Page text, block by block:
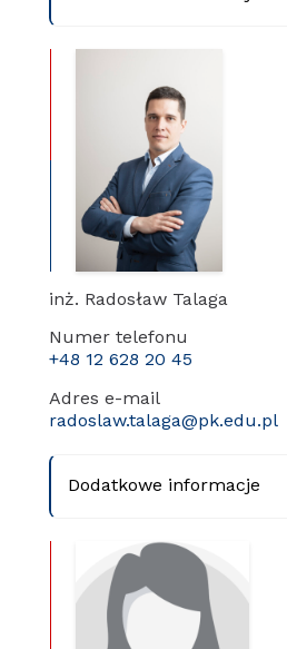
inż. Radosław Talaga
Numer telefonu
+48 12 628 20 45
Adres e-mail
radoslaw.talaga@pk.edu.pl
Dodatkowe informacje